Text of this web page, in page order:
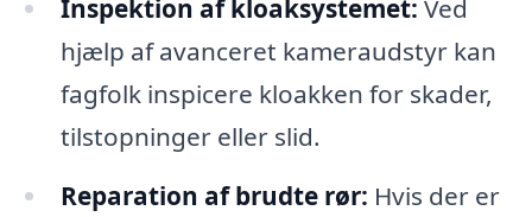
Inspektion af kloaksystemet: Ved
hjælp af avanceret kameraudstyr kan
fagfolk inspicere kloakken for skader,
tilstopninger eller slid.
Reparation af brudte rør: Hvis der er